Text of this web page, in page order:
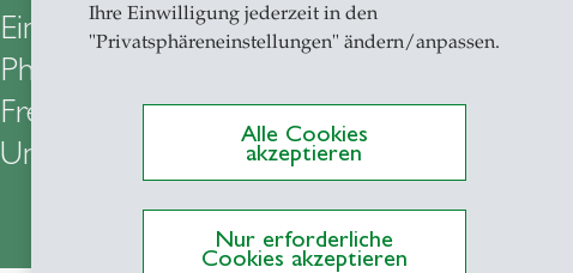
Ihre Einwilligung jederzeit in den
"Privatsphäreneinstellungen" ändern/anpassen.
Alle Cookies
akzeptieren
Nur erforderliche
Cookies akzeptieren
Einführung ins
Philosophieren -
Freiheit und
Unterwerfung
Einführung ins